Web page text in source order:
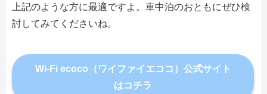
上記のような方に最適ですよ。車中泊のおともにぜひ検
討してみてくださいね。
Wi-Fi ecoco（ワイファイエココ）公式サイト
はコチラ